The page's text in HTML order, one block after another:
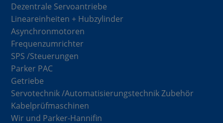
Dezentrale Servoantriebe
Lineareinheiten + Hubzylinder
Asynchronmotoren
Frequenzumrichter
SPS /Steuerungen
Parker PAC
Getriebe
Servotechnik /Automatisierungstechnik Zubehör
Kabelprüfmaschinen
Wir und Parker-Hannifin